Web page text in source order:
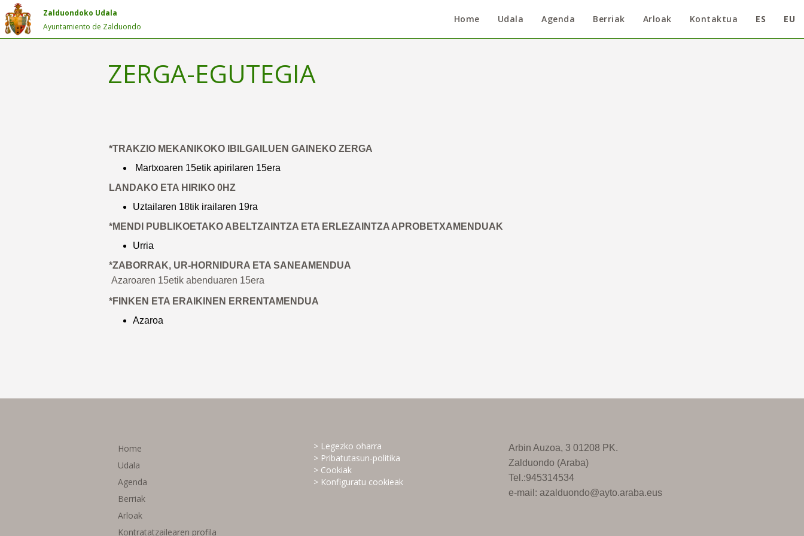
Zalduondoko Udala
Ayuntamiento de Zalduondo
Home Udala Agenda Berriak Arloak Kontaktua ES EU
ZERGA-EGUTEGIA
*TRAKZIO MEKANIKOKO IBILGAILUEN GAINEKO ZERGA
Martxoaren 15etik apirilaren 15era
LANDAKO ETA HIRIKO 0HZ
Uztailaren 18tik irailaren 19ra
*MENDI PUBLIKOETAKO ABELTZAINTZA ETA ERLEZAINTZA APROBETXAMENDUAK
Urria
*ZABORRAK, UR-HORNIDURA ETA SANEAMENDUA
Azaroaren 15etik abenduaren 15era
*FINKEN ETA ERAIKINEN ERRENTAMENDUA
Azaroa
Home
Udala
Agenda
Berriak
Arloak
Kontratatzailearen profila
> Legezko oharra
> Pribatutasun-politika
> Cookiak
> Konfiguratu cookieak
Arbin Auzoa, 3 01208 PK.
Zalduondo (Araba)
Tel.:945314534
e-mail: azalduondo@ayto.araba.eus